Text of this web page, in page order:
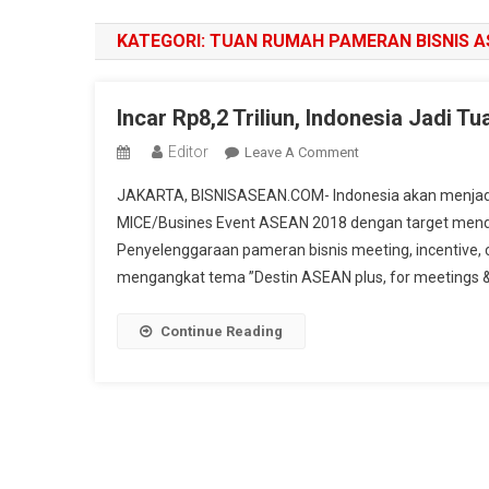
KATEGORI: TUAN RUMAH PAMERAN BISNIS
Incar Rp8,2 Triliun, Indonesia Jadi
Editor Leave A CommentOn
Rp8,2
Triliun,
Indonesia
Jadi
JAKARTA, BISNISASEAN.COM- Indonesia akan
MICE/Busines Event ASEAN 2018 dengan target
Penyelenggaraan pameran bisnis meeting, incentive,
mengangkat tema ”Destin ASEAN plus, for meetings
Continue Reading